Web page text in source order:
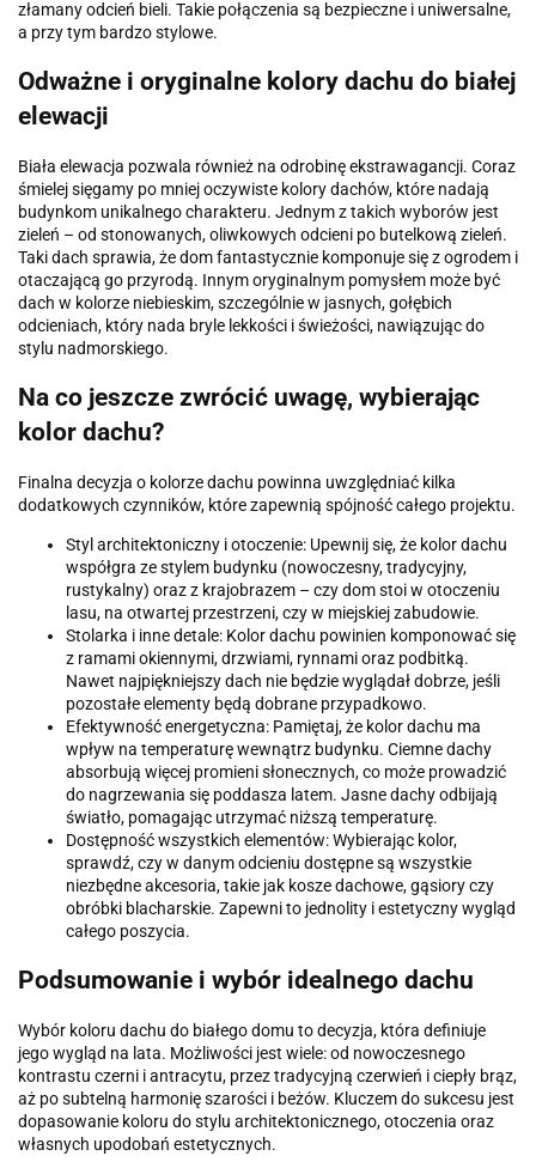
złamany odcień bieli. Takie połączenia są bezpieczne i uniwersalne,
a przy tym bardzo stylowe.
Odważne i oryginalne kolory dachu do białej
elewacji
Biała elewacja pozwala również na odrobinę ekstrawagancji. Coraz
śmielej sięgamy po mniej oczywiste kolory dachów, które nadają
budynkom unikalnego charakteru. Jednym z takich wyborów jest
zieleń – od stonowanych, oliwkowych odcieni po butelkową zieleń.
Taki dach sprawia, że dom fantastycznie komponuje się z ogrodem i
otaczającą go przyrodą. Innym oryginalnym pomysłem może być
dach w kolorze niebieskim, szczególnie w jasnych, gołębich
odcieniach, który nada bryle lekkości i świeżości, nawiązując do
stylu nadmorskiego.
Na co jeszcze zwrócić uwagę, wybierając
kolor dachu?
Finalna decyzja o kolorze dachu powinna uwzględniać kilka
dodatkowych czynników, które zapewnią spójność całego projektu.
Styl architektoniczny i otoczenie: Upewnij się, że kolor dachu
współgra ze stylem budynku (nowoczesny, tradycyjny,
rustykalny) oraz z krajobrazem – czy dom stoi w otoczeniu
lasu, na otwartej przestrzeni, czy w miejskiej zabudowie.
Stolarka i inne detale: Kolor dachu powinien komponować się
z ramami okiennymi, drzwiami, rynnami oraz podbitką.
Nawet najpiękniejszy dach nie będzie wyglądał dobrze, jeśli
pozostałe elementy będą dobrane przypadkowo.
Efektywność energetyczna: Pamiętaj, że kolor dachu ma
wpływ na temperaturę wewnątrz budynku. Ciemne dachy
absorbują więcej promieni słonecznych, co może prowadzić
do nagrzewania się poddasza latem. Jasne dachy odbijają
światło, pomagając utrzymać niższą temperaturę.
Dostępność wszystkich elementów: Wybierając kolor,
sprawdź, czy w danym odcieniu dostępne są wszystkie
niezbędne akcesoria, takie jak kosze dachowe, gąsiory czy
obróbki blacharskie. Zapewni to jednolity i estetyczny wygląd
całego poszycia.
Podsumowanie i wybór idealnego dachu
Wybór koloru dachu do białego domu to decyzja, która definiuje
jego wygląd na lata. Możliwości jest wiele: od nowoczesnego
kontrastu czerni i antracytu, przez tradycyjną czerwień i ciepły brąz,
aż po subtelną harmonię szarości i beżów. Kluczem do sukcesu jest
dopasowanie koloru do stylu architektonicznego, otoczenia oraz
własnych upodobań estetycznych.